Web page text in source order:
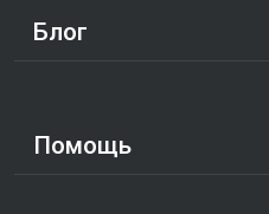
Блог
Помощь